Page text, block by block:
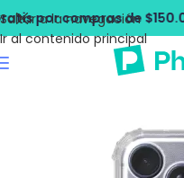
Saltar a la navegación
Ir al contenido principal
por compras de $150.000